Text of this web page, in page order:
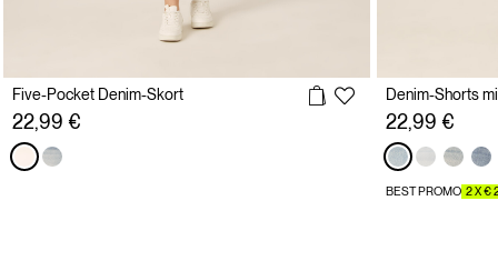
Five-Pocket Denim-Skort
22,99 €
Denim-Shorts
22,99 €
BEST PROMO 2 X €